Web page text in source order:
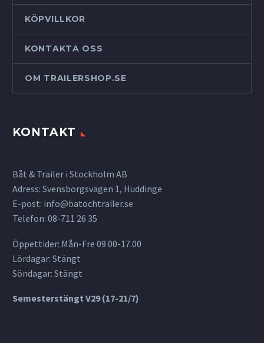
KÖPVILLKOR
KONTAKTA OSS
OM TRAILERSHOP.SE
KONTAKT
Båt & Trailer i Stockholm AB
Adress: Svensborgsvägen 1, Huddinge
E-post: info@batochtrailer.se
Telefon: 08-711 26 35
Öppettider: Mån-Fre 09.00-17.00
Lördagar: Stängt
Söndagar: Stängt
Semesterstängt V29 (17-21/7)